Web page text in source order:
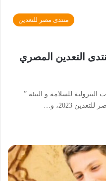
منتدى مصر للتعدين
التعدين المصري
للسلامة و البيئة ”
2023، و…